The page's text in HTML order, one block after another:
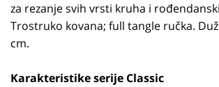
za rezanje svih vrsti kruha i
Trostruko kovana; full tangle ručka.
cm.
Karakteristike serije Classic